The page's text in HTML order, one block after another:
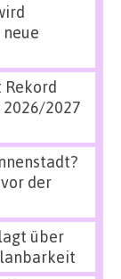
2027
der
über